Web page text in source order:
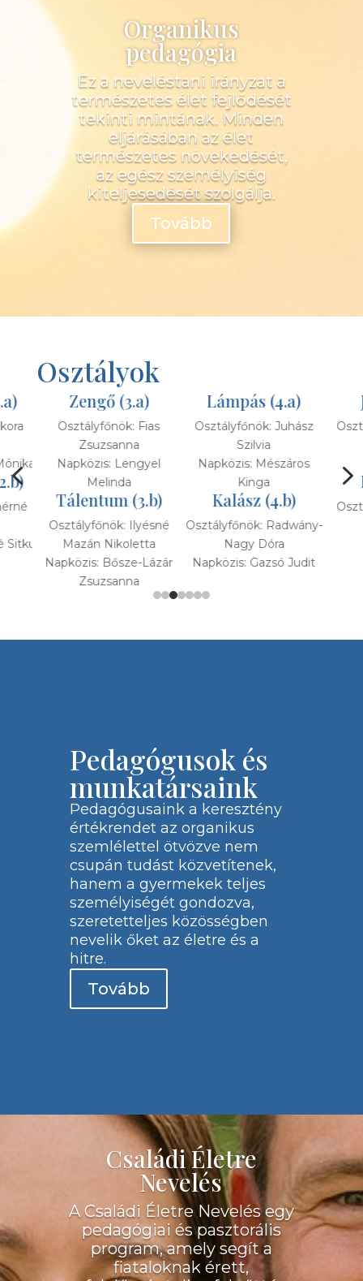
Organikus
pedagógia
Ez a neveléstani irányzat a
természetes élet fejlődését
tekinti mintának. Minden
eljárásában az élet
természetes növekedését,
az egész személyiség
kiteljesedését szolgálja.
Tovább
Osztályok
Lámpás (4.a)
Osztályfőnök: Juhász
Szilvia
Napközis: Mészáros
Kinga
Kalász (4.b)
Osztályfőnök: Radwány-
Nagy Dóra
Napközis: Gazsó Judit
Jászol (5.a)
Osztályfőnök: Horváth
Ágnes
Helyettes:
Hárfa (5.b)
Osztályfőnök: Wágner
Bernadett
Helyettes:
Pedagógusok és
munkatársaink
Pedagógusaink a keresztény
értékrendet az organikus
szemlélettel ötvözve nem
csupán tudást közvetítenek,
hanem a gyermekek teljes
személyiségét gondozva,
szeretetteljes közösségben
nevelik őket az életre és a
hitre.
Tovább
Családi Életre
Nevelés
A Családi Életre Nevelés egy
pedagógiai és pasztorális
program, amely segít a
fiataloknak érett,